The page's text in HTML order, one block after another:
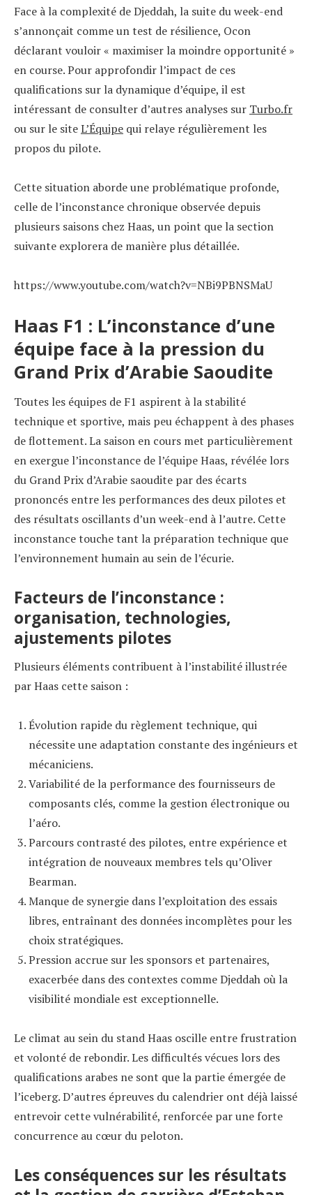
Face à la complexité de Djeddah, la suite du week-end
s’annonçait comme un test de résilience, Ocon
déclarant vouloir « maximiser la moindre opportunité »
en course. Pour approfondir l’impact de ces
qualifications sur la dynamique d’équipe, il est
intéressant de consulter d’autres analyses sur Turbo.fr
ou sur le siteL’Équipe qui relaye régulièrement les
propos du pilote.
Cette situation aborde une problématique profonde,
celle de l’inconstance chronique observée depuis
plusieurs saisons chez Haas, un point que la section
suivante explorera de manière plus détaillée.
https://www.youtube.com/watch?v=NBi9PBNSMaU
Haas F1 : L’inconstance d’une
équipe face à la pression du
Grand Prix d’Arabie Saoudite
Toutes les équipes de F1 aspirent à la stabilité
technique et sportive, mais peu échappent à des phases
de flottement. La saison en cours met particulièrement
en exergue l’inconstance de l’équipe Haas, révélée lors
du Grand Prix d’Arabie saoudite par des écarts
prononcés entre les performances des deux pilotes et
des résultats oscillants d’un week-end à l’autre. Cette
inconstance touche tant la préparation technique que
l’environnement humain au sein de l’écurie.
Facteurs de l’inconstance :
organisation, technologies,
ajustements pilotes
Plusieurs éléments contribuent à l’instabilité illustrée
par Haas cette saison :
Évolution rapide du règlement technique, qui
nécessite une adaptation constante des ingénieurs et
mécaniciens.
Variabilité de la performance des fournisseurs de
composants clés, comme la gestion électronique ou
l’aéro.
Parcours contrasté des pilotes, entre expérience et
intégration de nouveaux membres tels qu’Oliver
Bearman.
Manque de synergie dans l’exploitation des essais
libres, entraînant des données incomplètes pour les
choix stratégiques.
Pression accrue sur les sponsors et partenaires,
exacerbée dans des contextes comme Djeddah où la
visibilité mondiale est exceptionnelle.
Le climat au sein du stand Haas oscille entre frustration
et volonté de rebondir. Les difficultés vécues lors des
qualifications arabes ne sont que la partie émergée de
l’iceberg. D’autres épreuves du calendrier ont déjà laissé
entrevoir cette vulnérabilité, renforcée par une forte
concurrence au cœur du peloton.
Les conséquences sur les résultats